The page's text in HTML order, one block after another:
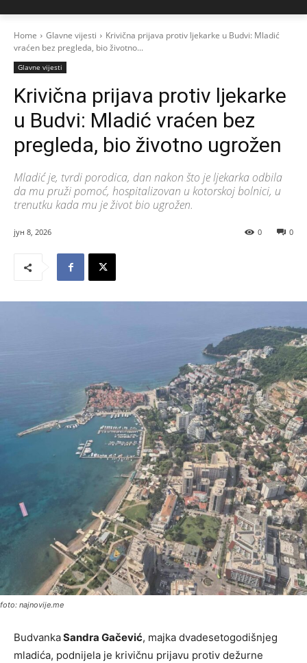
Home Glavne vijesti
Krivična prijava protiv ljekarke u Budvi: Mladić
vraćen bez pregleda, bio životno...
Glavne vijesti
Krivična prijava protiv ljekarke
u Budvi: Mladić vraćen bez
pregleda, bio životno ugrožen
Mladić je, tvrdi porodica, dan nakon što je ljekarka odbila
da mu pruži pomoć, hospitalizovan u kotorskoj bolnici, u
trenutku kada mu je život bio ugrožen.
јун 8, 2026 0
0
foto: najnovije.me
BudvankaSandra Gačević, majka dvadesetogodišnjeg
mladića, podnijela je krivičnu prijavu protiv dežurne